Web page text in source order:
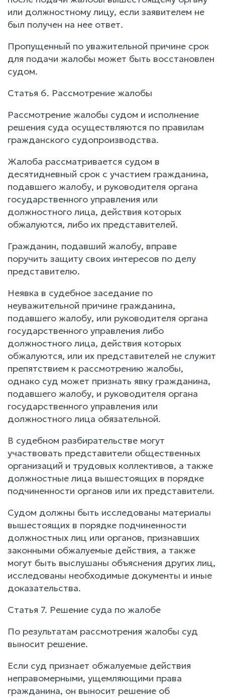
или должностному лицу, если заявителем не
был получен на нее ответ.
Пропущенный по уважительной причине срок
для подачи жалобы может быть восстановлен
судом.
Статья 6. Рассмотрение жалобы
Рассмотрение жалобы судом и исполнение
решения суда осуществляются по правилам
гражданского судопроизводства.
Жалоба рассматривается судом в
десятидневный срок с участием гражданина,
подавшего жалобу, и руководителя органа
государственного управления или
должностного лица, действия которых
обжалуются, либо их представителей.
Гражданин, подавший жалобу, вправе
поручить защиту своих интересов по делу
представителю.
Неявка в судебное заседание по
неуважительной причине гражданина,
подавшего жалобу, или руководителя органа
государственного управления либо
должностного лица, действия которых
обжалуются, или их представителей не служит
препятствием к рассмотрению жалобы,
однако суд может признать явку гражданина,
подавшего жалобу, и руководителя органа
государственного управления или
должностного лица обязательной.
В судебном разбирательстве могут
участвовать представители общественных
организаций и трудовых коллективов, а также
должностные лица вышестоящих в порядке
подчиненности органов или их представители.
Судом должны быть исследованы материалы
вышестоящих в порядке подчиненности
должностных лиц или органов, признавших
законными обжалуемые действия, а также
могут быть выслушаны объяснения других лиц,
исследованы необходимые документы и иные
доказательства.
Статья 7. Решение суда по жалобе
По результатам рассмотрения жалобы суд
выносит решение.
Если суд признает обжалуемые действия
неправомерными, ущемляющими права
гражданина, он выносит решение об